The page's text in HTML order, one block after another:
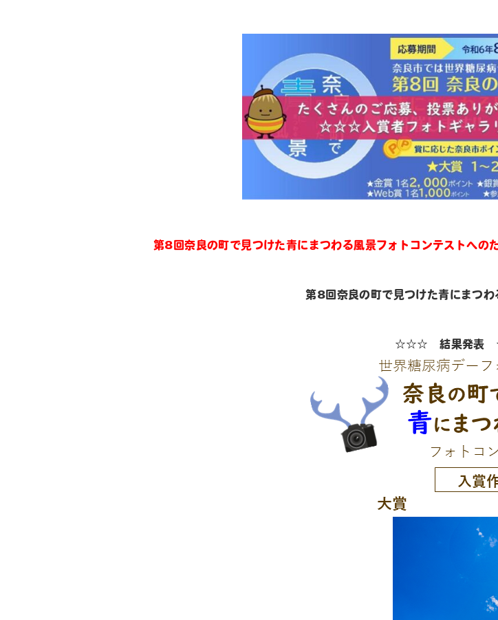
第8回奈良の町で見つけた青にまつわる風景フォトコンテストへの
第8回奈良の町で見つけた青にまつわ
☆☆☆ 結果発